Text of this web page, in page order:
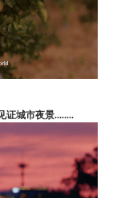
证城市夜景........